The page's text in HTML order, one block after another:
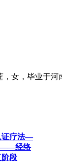
，女，毕业于河
证疗法—
——经络
段